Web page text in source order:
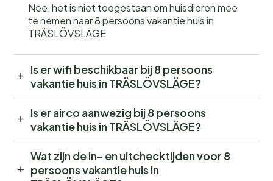
Nee, het is niet toegestaan om huisdieren mee
te nemen naar 8 persoons vakantie huis in
TRÄSLÖVSLÄGE
Is er wifi beschikbaar bij 8 persoons
vakantie huis in TRÄSLÖVSLÄGE?
Is er airco aanwezig bij 8 persoons
vakantie huis in TRÄSLÖVSLÄGE?
Wat zijn de in- en uitchecktijden voor 8
persoons vakantie huis in